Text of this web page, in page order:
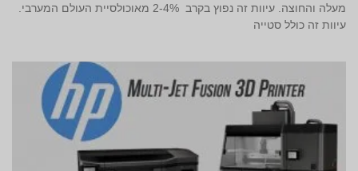
מעלה והחוצה. עיוות זה נפוץ בקרב 2-4% מאוכולסיית העולם המערבי.
עיוות זה כולל סטייה